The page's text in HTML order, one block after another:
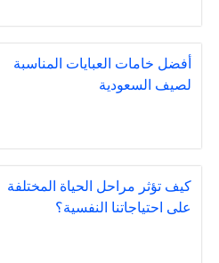
أفضل خامات العبايات المناسبة
لصيف السعودية
كيف تؤثر مراحل الحياة المختلفة
على احتياجاتنا النفسية؟